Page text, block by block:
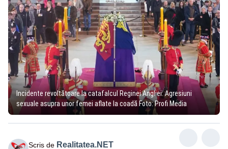
Incidente revoltătoare la catafalcul Reginei Angliei: Agresiuni
sexuale asupra unor femei aflate la coadă Foto: Profi Media
Scris de Realitatea.NET